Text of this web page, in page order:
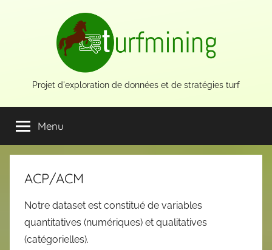
Projet d'exploration de données et de stratégies turf
Menu
ACP/ACM
Notre dataset est constitué de variables
quantitatives (numériques) et qualitatives
(catégorielles).